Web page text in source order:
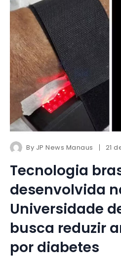
By JP News Manaus 21
Tecnologia
desenvolvida
Universidade
busca reduzir
por diabetes